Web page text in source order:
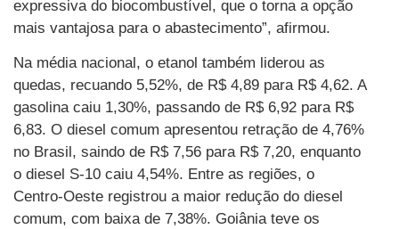
expressiva do biocombustível, que o torna a opção
mais vantajosa para o abastecimento”, afirmou.
Na média nacional, o etanol também liderou as
quedas, recuando 5,52%, de R$ 4,89 para R$ 4,62. A
gasolina caiu 1,30%, passando de R$ 6,92 para R$
6,83. O diesel comum apresentou retração de 4,76%
no Brasil, saindo de R$ 7,56 para R$ 7,20, enquanto
o diesel S-10 caiu 4,54%. Entre as regiões, o
Centro-Oeste registrou a maior redução do diesel
comum, com baixa de 7,38%. Goiânia teve os